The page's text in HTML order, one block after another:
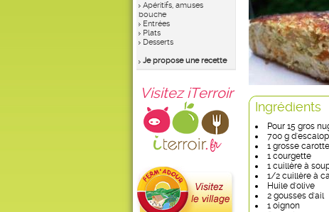
Apéritifs, amuses
bouche
Entrées
Plats
Desserts
Je propose une recette
Visitez iTerroir
Ingrédients
Pour 15 gros
700 g
1 grosse carotte
1 courgette
1 cuillère à
1/2 cuillère à
Huile d'olive
2 gousses d'ail
1 oignon